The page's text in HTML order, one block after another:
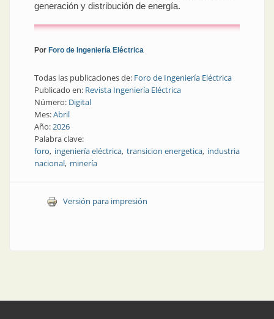
generación y distribución de energía.
Por Foro de Ingeniería Eléctrica
Todas las publicaciones de: Foro de Ingeniería Eléctrica
Publicado en: Revista Ingeniería Eléctrica
Número: Digital
Mes:Abril
Año:2026
Palabra clave:
foro ingeniería eléctrica transicion energetica industria
nacional minería
Versión para impresión